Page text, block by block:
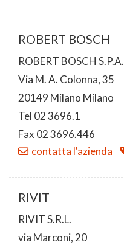
ROBERT BOSCH
ROBERT BOSCH S.P.A.
Via M. A. Colonna, 35
20149 Milano Milano
Tel 02 3696.1
Fax 02 3696.446
contatta l'azienda
RIVIT
RIVIT S.R.L.
via Marconi, 20